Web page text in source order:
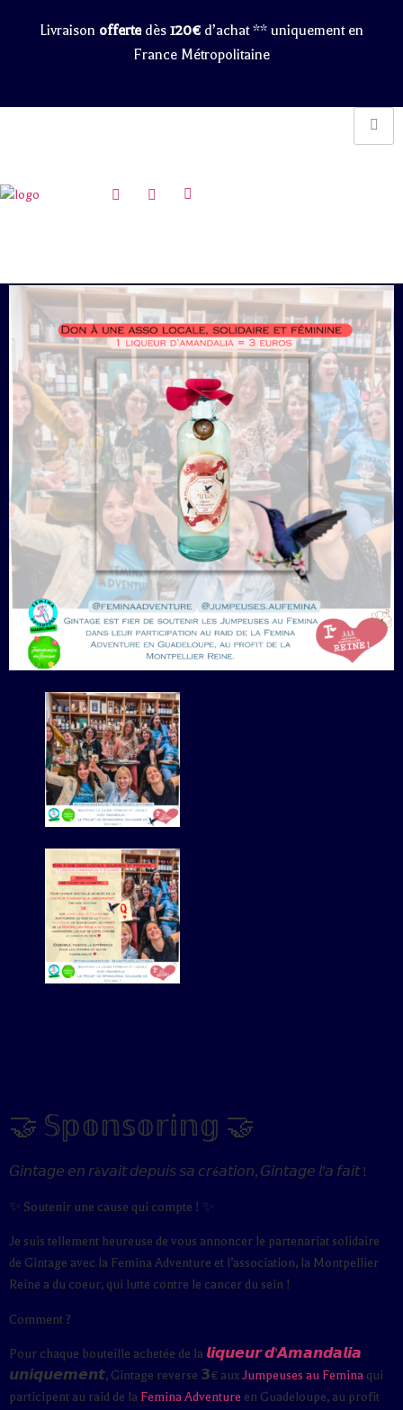
Livraison offertedès 120€ d’achat ** uniquement en
France Métropolitaine
🤝 𝕊𝕡𝕠𝕟𝕤𝕠𝕣𝕚𝕟𝕘 🤝
𝘎𝘪𝘯𝘵𝘢𝘨𝘦 𝘦𝘯 𝘳ê𝘷𝘢𝘪𝘵 𝘥𝘦𝘱𝘶𝘪𝘴 𝘴𝘢 𝘤𝘳é𝘢𝘵𝘪𝘰𝘯, 𝘎𝘪𝘯𝘵𝘢𝘨𝘦 𝘭’𝘢 𝘧𝘢𝘪𝘵 !
✨ Soutenir une cause qui compte ! ✨
Je suis tellement heureuse de vous annoncer le partenariat solidaire
de Gintage avec la Femina Adventure et l’association, la Montpellier
Reine a du coeur, qui lutte contre le cancer du sein !
Comment ?
Pour chaque bouteille achetée de la 𝙡𝙞𝙦𝙪𝙚𝙪𝙧 𝙙’𝘼𝙢𝙖𝙣𝙙𝙖𝙡𝙞𝙖
𝙪𝙣𝙞𝙦𝙪𝙚𝙢𝙚𝙣𝙩, Gintage reverse 𝟯€ auxJumpeuses au Femina qui
participent au raid de la Femina Adventure en Guadeloupe, au profit